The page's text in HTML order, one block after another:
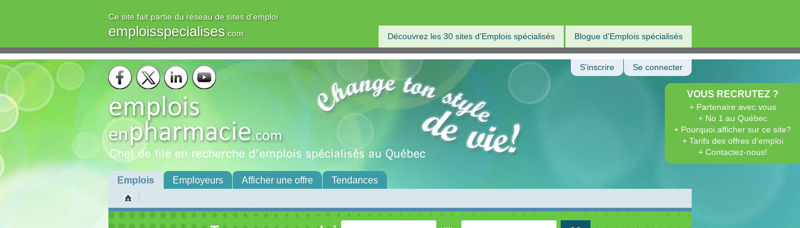
Ce site fait partie du réseau de sites d'emploi
emploisspecialises.com Découvrez les 30 sites d'Emplois spécialisés Blogue d'Emplois spécialisés
VOUS RECRUTEZ ?
+ Partenaire avec vous
+ No 1 au Québec
+ Pourquoi afficher sur ce site?
+ Tarifs des offres d'emploi
+ Contactez-nous!
S'inscrire Se connecter
Emplois Employeurs Afficher une offre Tendances